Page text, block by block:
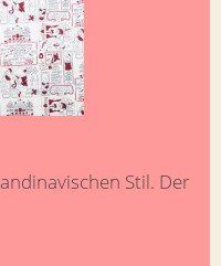
Stil. Der